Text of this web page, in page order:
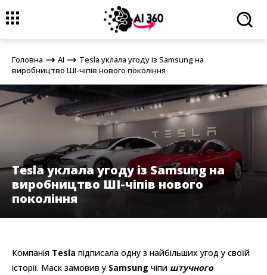
Головна
Tesla уклала угоду із Samsung на виробництво ШІ-
чіпів нового покоління
Головна AI
Tesla уклала угоду із Samsung на
виробництво ШІ-чіпів нового покоління
Tesla уклала угоду із Samsung на
виробництво ШІ-чіпів нового
покоління
Компанія Tesla підписала одну з найбільших угод у своїй
історії. Маск замовив у Samsung чіпи штучного